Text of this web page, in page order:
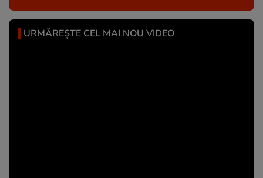
URMĂREȘTE CEL MAI NOU VIDEO